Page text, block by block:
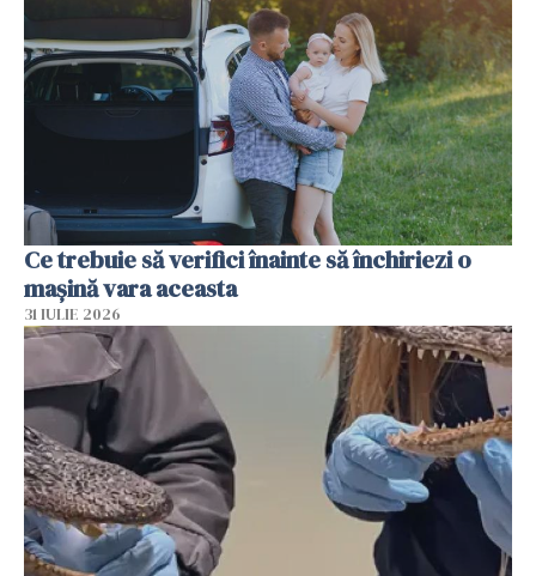
Ce trebuie să verifici înainte să închiriezi o
mașină vara aceasta
31 IULIE 2026